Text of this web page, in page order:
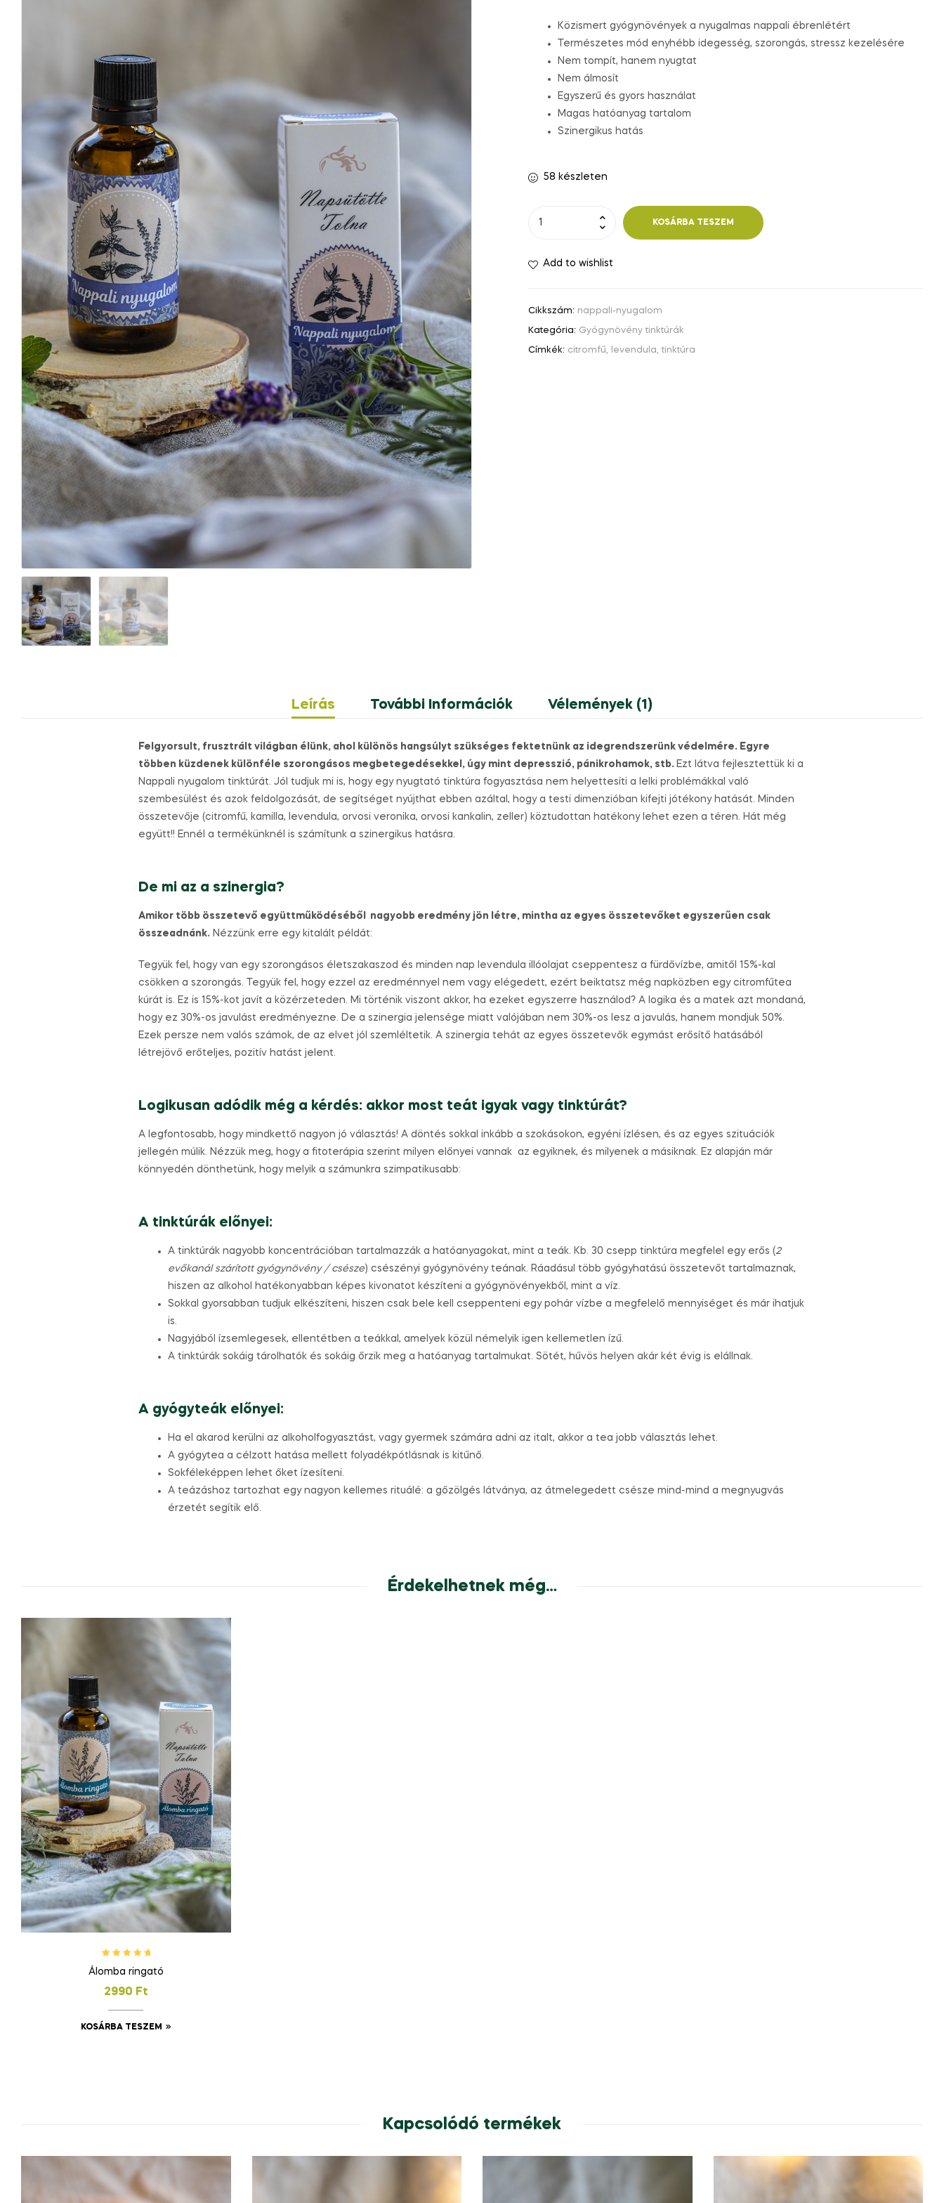
Közismert gyógynövények a nyugalmas nappali ébrenlétért
Természetes mód enyhébb idegesség, szorongás, stressz kezelésére
Nem tompít, hanem nyugtat
Nem álmosít
Egyszerű és gyors használat
Magas hatóanyag tartalom
Szinergikus hatás
58 készleten
KOSÁRBA TESZEM
Add to wishlist
Cikkszám: nappali-nyugalom
Kategória: Gyógynövény tinktúrák
Címkék: citromfű, levendula, tinktúra
Leírás További Információk Vélemények (1)
Felgyorsult, frusztrált világban élünk, ahol különös hangsúlyt szükséges fektetnünk az idegrendszerünk védelmére. Egyre
többen küzdenek különféle szorongásos megbetegedésekkel, úgy mint depresszió, pánikrohamok, stb. Ezt látva fejlesztettük ki a
Nappali nyugalom tinktúrát. Jól tudjuk mi is, hogy egy nyugtató tinktúra fogyasztása nem helyettesíti a lelki problémákkal való
szembesülést és azok feldolgozását, de segítséget nyújthat ebben azáltal, hogy a testi dimenzióban kifejti jótékony hatását. Minden
összetevője (citromfű, kamilla, levendula, orvosi veronika, orvosi kankalin, zeller) köztudottan hatékony lehet ezen a téren. Hát még
együtt!! Ennél a termékünknél is számítunk a szinergikus hatásra.
De mi az a szinergia?
Amikor több összetevő együttműködéséből nagyobb eredmény jön létre, mintha az egyes összetevőket egyszerűen csak
összeadnánk. Nézzünk erre egy kitalált példát:
Tegyük fel, hogy van egy szorongásos életszakaszod és minden nap levendula illóolajat cseppentesz a fürdővízbe, amitől 15%-kal
csökken a szorongás. Tegyük fel, hogy ezzel az eredménnyel nem vagy elégedett, ezért beiktatsz még napközben egy citromfűtea
kúrát is. Ez is 15%-kot javít a közérzeteden. Mi történik viszont akkor, ha ezeket egyszerre használod? A logika és a matek azt mondaná,
hogy ez 30%-os javulást eredményezne. De a szinergia jelensége miatt valójában nem 30%-os lesz a javulás, hanem mondjuk 50%.
Ezek persze nem valós számok, de az elvet jól szemléltetik. A szinergia tehát az egyes összetevők egymást erősítő hatásából
létrejövő erőteljes, pozitív hatást jelent.
Logikusan adódik még a kérdés: akkor most teát igyak vagy tinktúrát?
A legfontosabb, hogy mindkettő nagyon jó választás! A döntés sokkal inkább a szokásokon, egyéni ízlésen, és az egyes szituációk
jellegén múlik. Nézzük meg, hogy a fitoterápia szerint milyen előnyei vannak az egyiknek, és milyenek a másiknak. Ez alapján már
könnyedén dönthetünk, hogy melyik a számunkra szimpatikusabb:
A tinktúrák előnyei:
A tinktúrák nagyobb koncentrációban tartalmazzák a hatóanyagokat, mint a teák. Kb. 30 csepp tinktúra megfelel egy erős (2
evőkanál szárított gyógynövény / csésze) csészényi gyógynövény teának. Ráadásul több gyógyhatású összetevőt tartalmaznak,
hiszen az alkohol hatékonyabban képes kivonatot készíteni a gyógynövényekből, mint a víz.
Sokkal gyorsabban tudjuk elkészíteni, hiszen csak bele kell cseppenteni egy pohár vízbe a megfelelő mennyiséget és már ihatjuk
is.
Nagyjából ízsemlegesek, ellentétben a teákkal, amelyek közül némelyik igen kellemetlen ízű.
A tinktúrák sokáig tárolhatók és sokáig őrzik meg a hatóanyag tartalmukat. Sötét, hűvös helyen akár két évig is elállnak.
A gyógyteák előnyei:
Ha el akarod kerülni az alkoholfogyasztást, vagy gyermek számára adni az italt, akkor a tea jobb választás lehet.
A gyógytea a célzott hatása mellett folyadékpótlásnak is kitűnő.
Sokféleképpen lehet őket ízesíteni.
A teázáshoz tartozhat egy nagyon kellemes rituálé: a gőzölgés látványa, az átmelegedett csésze mind-mind a megnyugvás
érzetét segítik elő.
Érdekelhetnek még…
5.00 / 5
Álomba ringató
2990 Ft
KOSÁRBA TESZEM
Kapcsolódó termékek